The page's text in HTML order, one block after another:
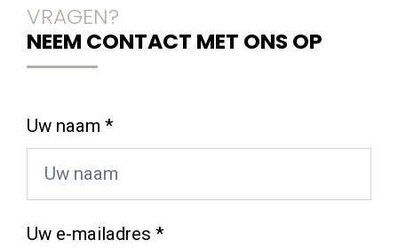
VRAGEN?
NEEM CONTACT MET ONS OP
Uw naam *
Uw e-mailadres *